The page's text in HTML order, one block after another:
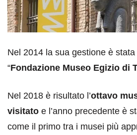
Nel 2014 la sua gestione è
“Fondazione Museo Egizio di
Nel 2018 è risultato l’ottavo
visitato e l’anno precedente è
come il primo tra i musei più